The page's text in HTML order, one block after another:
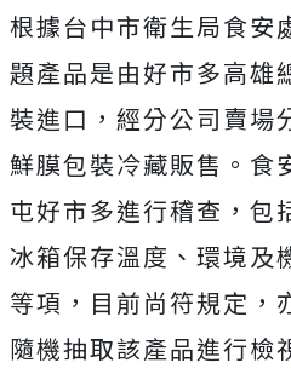
根據台中市衛生局食安
題產品是由好市多高雄
裝進口，經分公司賣場
鮮膜包裝冷藏販售。食
屯好市多進行稽查，包
冰箱保存溫度、環境及
等項，目前尚符規定，
隨機抽取該產品進行檢